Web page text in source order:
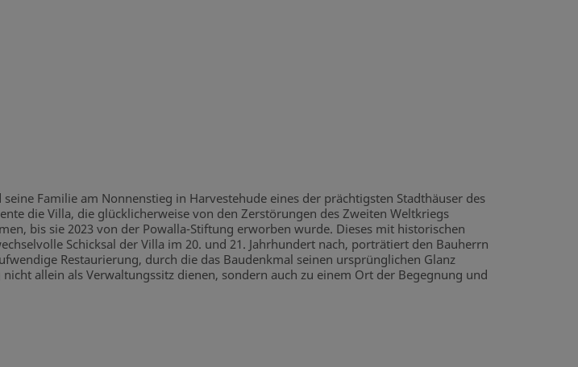
Familie am Nonnenstieg in Harvestehude eines der prächtigsten Stadthäuser des
die Villa, die glücklicherweise von den Zerstörungen des Zweiten Weltkriegs
bis sie 2023 von der Powalla-Stiftung erworben wurde. Dieses mit historischen
Schicksal der Villa im 20. und 21. Jahrhundert nach, porträtiert den Bauherrn
Restaurierung, durch die das Baudenkmal seinen ursprünglichen Glanz
allein als Verwaltungssitz dienen, sondern auch zu einem Ort der Begegnung und